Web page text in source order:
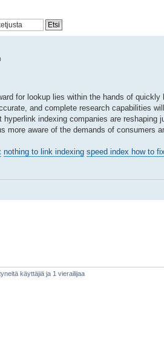
for lookup lies within the hands of
and complete research capabilities
indexing companies are
more aware of the demands of consumers
nothing to link indexing speed index how to
käyttäjiä ja 1 vierailijaa